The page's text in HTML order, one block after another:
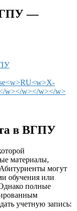
—
w></w></w></w>
в ВГПУ
материалы,
могут
обучения или
полные
учетную запись: